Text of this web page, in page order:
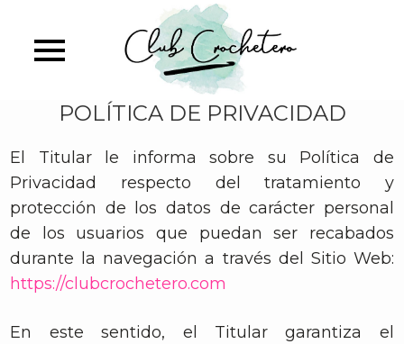
main
POLÍTICA DE PRIVACIDAD
El Titular le informa sobre su Política de
Privacidad respecto del tratamiento y
protección de los datos de carácter personal
de los usuarios que puedan ser recabados
durante la navegación a través del Sitio Web:
https://clubcrochetero.com
En este sentido, el Titular garantiza el